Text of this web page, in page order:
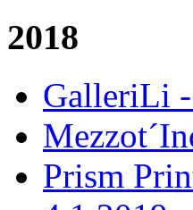
2018
GalleriLi
Prism